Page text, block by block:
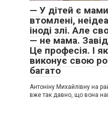
— У дітей є
втомлені,
іноді злі. Але
— не мама.
Це професія. І
виконує свою
багато
Антоніну Михайлівну на
вже так давно, що вона